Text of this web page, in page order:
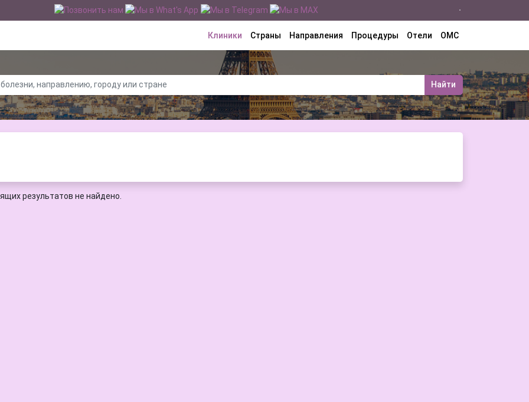
Клиники Страны Направления Процедуры Отели ОМС
Найти
результатов не найдено.